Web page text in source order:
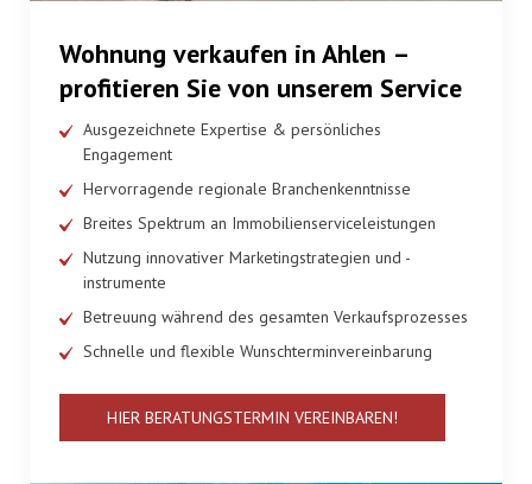
Wohnung verkaufen in Ahlen –
profitieren Sie von unserem Service
Ausgezeichnete Expertise & persönliches
Engagement
Hervorragende regionale Branchenkenntnisse
Breites Spektrum an Immobilienserviceleistungen
Nutzung innovativer Marketingstrategien und -
instrumente
Betreuung während des gesamten Verkaufsprozesses
Schnelle und flexible Wunschterminvereinbarung
HIER BERATUNGSTERMIN VEREINBAREN!